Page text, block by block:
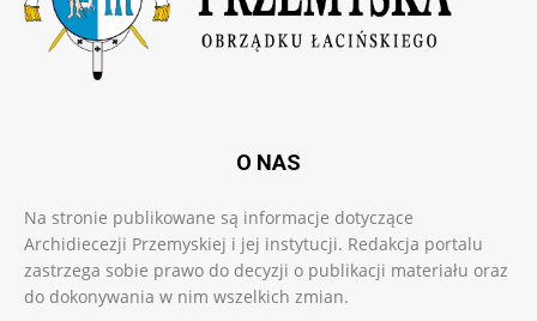
O NAS
Na stronie publikowane są informacje dotyczące
Archidiecezji Przemyskiej i jej instytucji. Redakcja portalu
zastrzega sobie prawo do decyzji o publikacji materiału oraz
do dokonywania w nim wszelkich zmian.